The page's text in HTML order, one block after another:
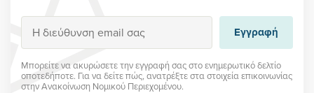
Εγγραφή
Εγγραφή
Μπορείτε να ακυρώσετε την εγγραφή σας στο ενημερωτικό δελτίο
οποτεδήποτε. Για να δείτε πώς, ανατρέξτε στα στοιχεία επικοινωνίας
στην Ανακοίνωση Νομικού Περιεχομένου.